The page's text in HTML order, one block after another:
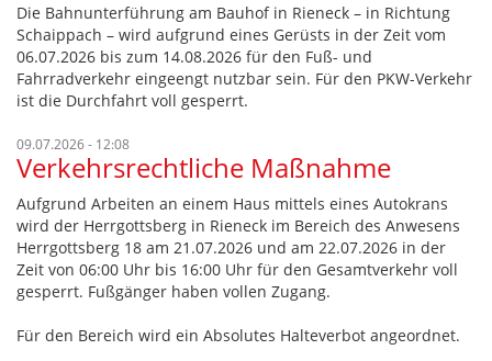
Die Bahnunterführung am Bauhof in Rieneck – in Richtung
Schaippach – wird aufgrund eines Gerüsts in der Zeit vom
06.07.2026 bis zum 14.08.2026 für den Fuß- und
Fahrradverkehr eingeengt nutzbar sein. Für den PKW-Verkehr
ist die Durchfahrt voll gesperrt.
09.07.2026 - 12:08
Verkehrsrechtliche Maßnahme
Aufgrund Arbeiten an einem Haus mittels eines Autokrans
wird der Herrgottsberg in Rieneck im Bereich des Anwesens
Herrgottsberg 18 am 21.07.2026 und am 22.07.2026 in der
Zeit von 06:00 Uhr bis 16:00 Uhr für den Gesamtverkehr voll
gesperrt. Fußgänger haben vollen Zugang.
Für den Bereich wird ein Absolutes Halteverbot angeordnet.